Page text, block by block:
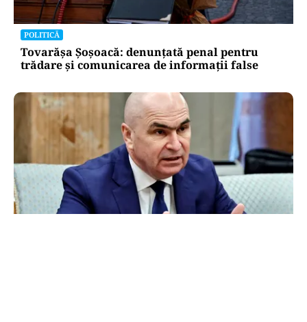
POLITICĂ
Tovarășa Șoșoacă: denunțată penal pentru
trădare și comunicarea de informații false